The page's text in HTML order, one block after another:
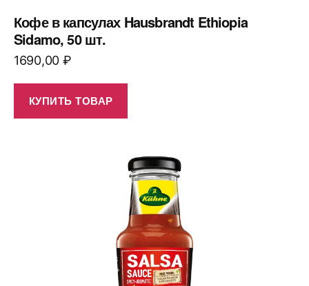
Кофе в капсулах Hausbrandt Ethiopia
Sidamo, 50 шт.
1690,00 ₽
КУПИТЬ ТОВАР